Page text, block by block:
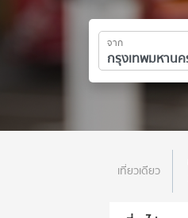
จาก
เที่ยวเดียว